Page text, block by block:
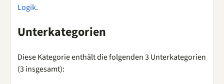
Logik.
Unterkategorien
Diese Kategorie enthält die folgenden 3 Unterkategorien
(3 insgesamt):